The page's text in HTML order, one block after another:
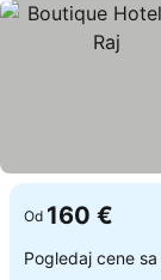
Od 160 €
Pogledaj cene sa